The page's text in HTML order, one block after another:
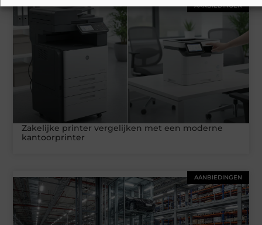
AANBIEDINGEN
Zakelijke printer vergelijken met een moderne
kantoorprinter
AANBIEDINGEN